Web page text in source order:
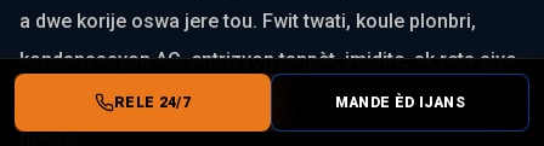
a dwe korije oswa jere tou. Fwit twati, koule plonbri,
kondansasyon AC, entrizyon tanpèt, imidite, ak reta siye
ka kontribye nan kondisyon renouvlab ki gen rapò ak
mwazi.
RELE 24/7 MANDE ÈD IJANS